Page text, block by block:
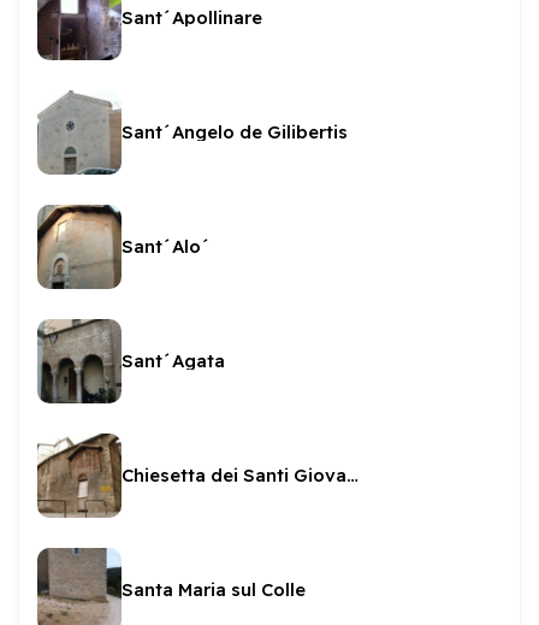
Sant´Apollinare
Sant´Angelo de Gilibertis
Sant´Alo´
Sant´Agata
Chiesetta dei Santi Giovanni e Paolo
Santa Maria sul Colle